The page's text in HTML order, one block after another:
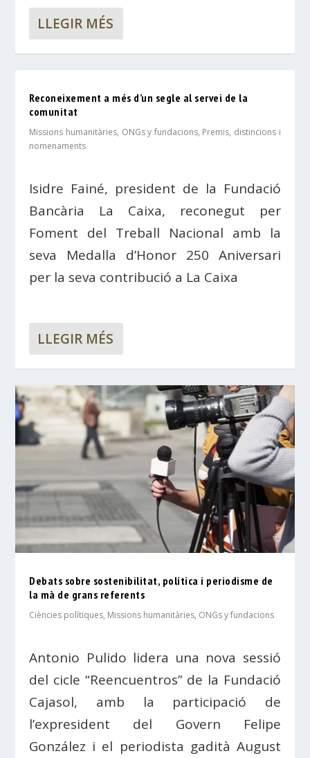
LLEGIR MÉS
Reconeixement a més d’un segle al servei de la
comunitat
Missions humanitàries, ONGs y fundacions, Premis, distincions i
nomenaments
Isidre Fainé, president de la Fundació
Bancària La Caixa, reconegut per
Foment del Treball Nacional amb la
seva Medalla d’Honor 250 Aniversari
per la seva contribució a La Caixa
LLEGIR MÉS
Debats sobre sostenibilitat, política i periodisme de
la mà de grans referents
Ciències polítiques, Missions humanitàries, ONGs y fundacions
Antonio Pulido lidera una nova sessió
del cicle “Reencuentros” de la Fundació
Cajasol, amb la participació de
l’expresident del Govern Felipe
González i el periodista gadità August